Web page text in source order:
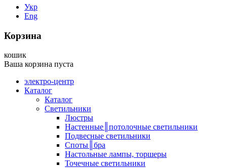
Укр
Eng
Корзина
кошик
Ваша корзина пуста
электро-центр
Каталог
Каталог
Светильники
Люстры
Настенные║потолочные светильники
Подвесные светильники
Споты║бра
Настольные лампы, торшеры
Точечные светильники